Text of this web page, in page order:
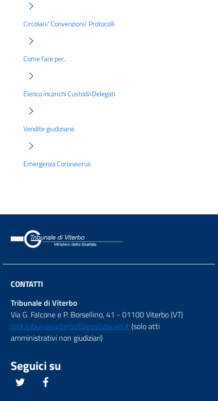
Circolari/ Convenzioni/ Protocolli
Come fare per..
Elenco incarichi Custodi\Delegati
Vendite giudiziarie
Emergenza Coronavirus
CONTATTI
Tribunale di Viterbo
Via G. Falcone e P. Borsellino, 41 - 01100 Viterbo (VT)
prot.tribunale.viterbo@giustiziacert.it(solo atti
amministrativi non giudiziari)
Seguici su
Twitter